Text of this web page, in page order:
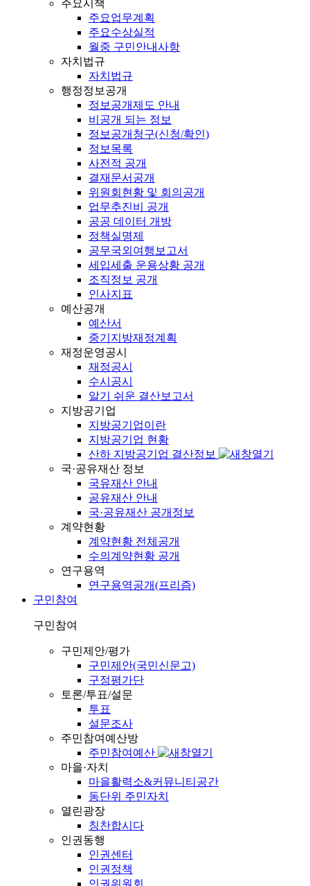
주요시책
주요업무계획
주요수상실적
월중 구민안내사항
자치법규
자치법규
행정정보공개
정보공개제도 안내
비공개 되는 정보
정보공개청구(신청/확인)
정보목록
사전적 공개
결재문서공개
위원회현황 및 회의공개
업무추진비 공개
공공 데이터 개방
정책실명제
공무국외여행보고서
세입세출 운용상황 공개
조직정보 공개
인사지표
예산공개
예산서
중기지방재정계획
재정운영공시
재정공시
수시공시
알기 쉬운 결산보고서
지방공기업
지방공기업이란
지방공기업 현황
산하 지방공기업 결산정보
국·공유재산 정보
국유재산 안내
공유재산 안내
국·공유재산 공개정보
계약현황
계약현황 전체공개
수의계약현황 공개
연구용역
연구용역공개(프리즘)
구민참여
구민참여
구민제안/평가
구민제안(국민신문고)
구정평가단
토론/투표/설문
투표
설문조사
주민참여예산방
주민참여예산
마을·자치
마을활력소&커뮤니티공간
동단위 주민자치
열린광장
칭찬합시다
인권동행
인권센터
인권정책
인권위원회